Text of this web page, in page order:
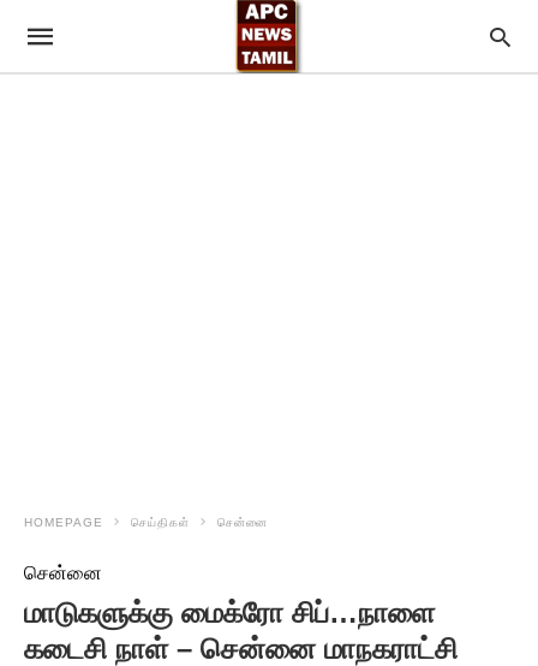
HOMEPAGE செய்திகள் சென்னை
சென்னை
மாடுகளுக்கு மைக்ரோ சிப்…நாளை
கடைசி நாள் – சென்னை மாநகராட்சி